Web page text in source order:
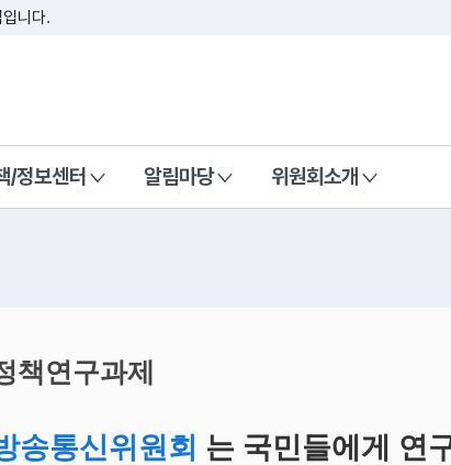
니다.
/정보센터 알림마당 위원회소개
책연구과제
송통신위원회 는 국민들에게 연